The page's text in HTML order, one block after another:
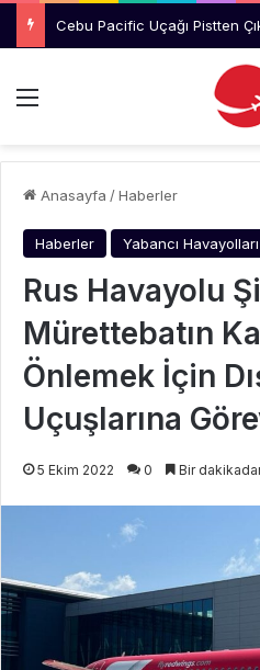
Cebu Pacific Uçağı Pistten
Menü
Anasayfa /Haberler
Haberler Yabancı Havayolları
Rus Havayolu
Mürettebatın
Önlemek İçin
Uçuşlarına
5 Ekim 2022 0 Bir